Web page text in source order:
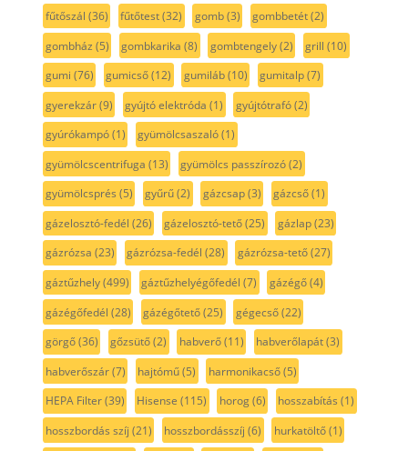
fűtőszál (36) fűtőtest(32) gomb(3) gombbetét(2)
gombház (5) gombkarika (8) gombtengely(2) grill (10)
gumi (76) gumicső(12) gumiláb(10) gumitalp(7)
gyerekzár(9) gyújtó elektróda (1) gyújtótrafó(2)
gyúrókampó(1) gyümölcsaszaló(1)
gyümölcscentrifuga (13) gyümölcs passzírozó(2)
gyümölcsprés (5) gyűrű(2) gázcsap(3) gázcső(1)
gázelosztó-fedél (26) gázelosztó-tető(25) gázlap(23)
gázrózsa (23) gázrózsa-fedél (28) gázrózsa-tető(27)
gáztűzhely(499) gáztűzhelyégőfedél (7) gázégő(4)
gázégőfedél (28) gázégőtető(25) gégecső(22)
görgő(36) gőzsütő(2) habverő(11) habverőlapát(3)
habverőszár(7) hajtómű(5) harmonikacső(5)
HEPA Filter(39) Hisense (115) horog(6) hosszabítás (1)
hosszbordás szíj (21) hosszbordásszíj (6) hurkatöltő(1)